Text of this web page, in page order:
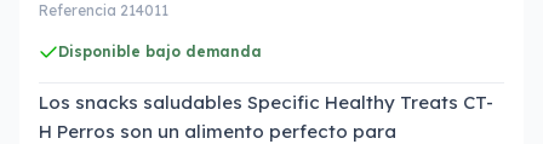
Referencia 214011
Disponible bajo demanda
Los snacks saludables Specific Healthy Treats CT-
H Perros son un alimento perfecto para